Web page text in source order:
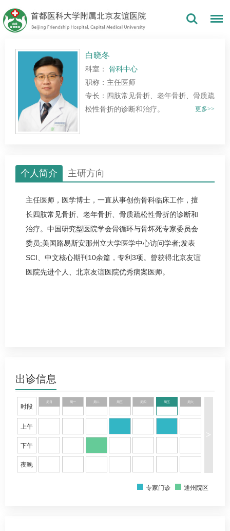
白晓冬
科室： 骨科中心
职称：主任医师
专长：四肢常见骨折、老年骨折、骨质疏
松性骨折的诊断和治疗。
更多>>
个人简介 主研方向
主任医师，医学博士，一直从事创伤骨科临床工作，擅
长四肢常见骨折、老年骨折、骨质疏松性骨折的诊断和
治疗。中国研究型医院学会骨循环与骨坏死专家委员会
委员;美国路易斯安那州立大学医学中心访问学者;发表
SCI、中文核心期刊10余篇，专利3项。曾获得北京友谊
医院先进个人、北京友谊医院优秀病案医师。
出诊信息
时段
上午
下午
夜晚
周日 周一 周三 周四 周五 周六
>
专家门诊 通州院区